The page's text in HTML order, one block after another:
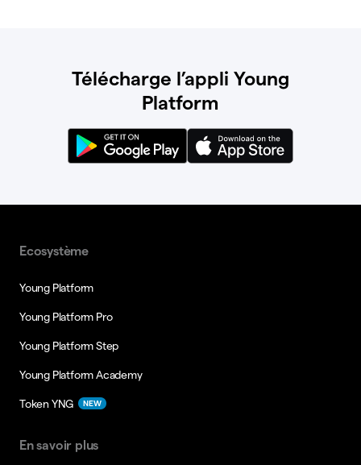
Télécharge l’appli Young
Platform
Ecosystème
Young Platform
Young Platform Pro
Young Platform Step
Young Platform Academy
Token YNG NEW
En savoir plus